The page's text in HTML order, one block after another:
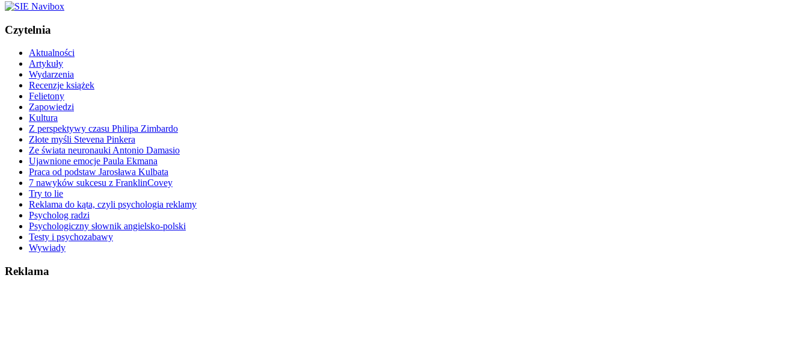
Czytelnia
Aktualności
Artykuły
Wydarzenia
Recenzje książek
Felietony
Zapowiedzi
Kultura
Z perspektywy czasu Philipa Zimbardo
Złote myśli Stevena Pinkera
Ze świata neuronauki Antonio Damasio
Ujawnione emocje Paula Ekmana
Praca od podstaw Jarosława Kulbata
7 nawyków sukcesu z FranklinCovey
Try to lie
Reklama do kąta, czyli psychologia reklamy
Psycholog radzi
Psychologiczny słownik angielsko-polski
Testy i psychozabawy
Wywiady
Reklama